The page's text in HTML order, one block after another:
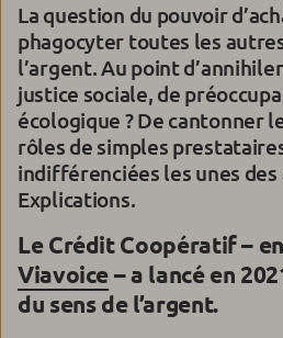
La question du pouvoir
phagocyter toutes les
l’argent. Au point
justice sociale, de
écologique ? De cantonner
rôles de simples
indifférenciées les unes des
Explications.
Le Crédit Coopératif –
Viavoice – a lancé en
du sens de l’argent.